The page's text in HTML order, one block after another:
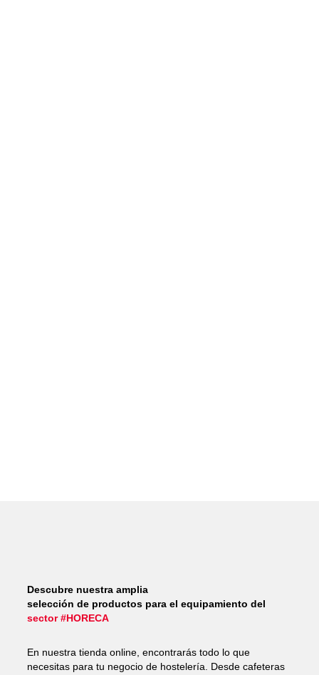
Descubre nuestra amplia
selección de productos para el equipamiento del
sector #HORECA
En nuestra tienda online, encontrarás todo lo que
necesitas para tu negocio de hostelería. Desde cafeteras